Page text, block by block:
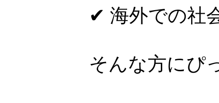
✔ 海外での社
そんな方にぴ